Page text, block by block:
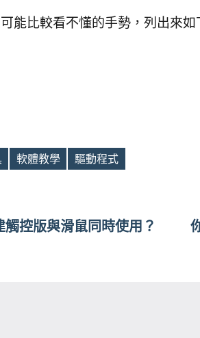
能比較看不懂的手勢，列出來如
軟體教學 驅動程式
觸控版與滑鼠同時使用？